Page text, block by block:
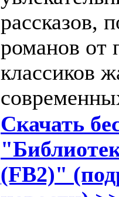
рассказов,
романов от
классиков
Скачать
(FB2)"